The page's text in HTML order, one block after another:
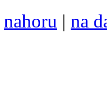
nahoru | na